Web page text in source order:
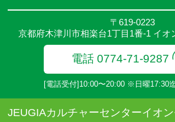
〒619-0223
京都府木津川市相楽台1丁目1番-1 イオ
電話 0774-71-9287
[電話受付]10:00〜20:00 ※日曜17:30
JEUGIAカルチャーセンターイオ